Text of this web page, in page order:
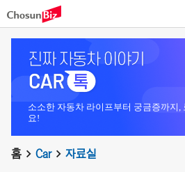
소소한 자동차 라이프부터 궁금증까지,
요!
홈 Car 자료실